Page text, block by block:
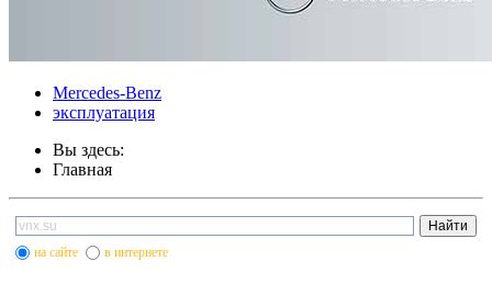
Mercedes-Benz
эксплуатация
Вы здесь:
Главная
на сайте в интернете